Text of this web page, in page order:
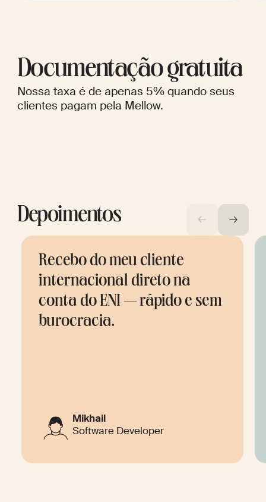
Documentação gratuita
Nossa taxa é de apenas 5% quando seus
clientes pagam pela Mellow.
Depoimentos
Recebo do meu cliente
internacional direto na
conta do ENI — rápido e sem
burocracia.
Mikhail
Software Developer